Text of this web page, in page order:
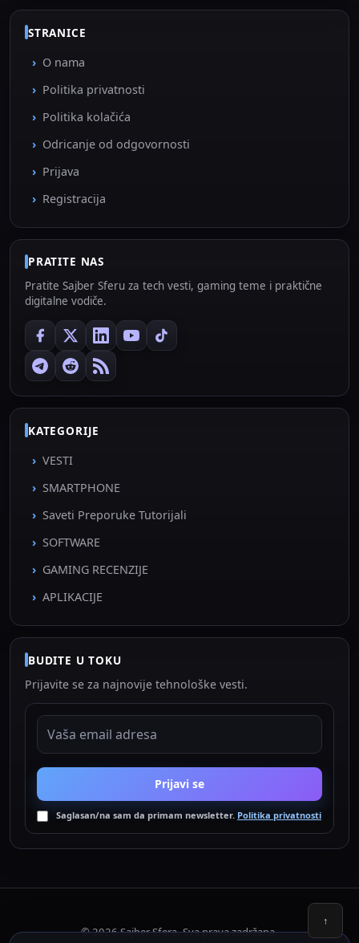
STRANICE
O nama
Politika privatnosti
Politika kolačića
Odricanje od odgovornosti
Prijava
Registracija
PRATITE NAS
Pratite Sajber Sferu za tech vesti, gaming teme i praktične
digitalne vodiče.
KATEGORIJE
VESTI
SMARTPHONE
Saveti Preporuke Tutorijali
SOFTWARE
GAMING RECENZIJE
APLIKACIJE
BUDITE U TOKU
Prijavite se za najnovije tehnološke vesti.
EMAIL ADRESA
Prijavi se
Saglasan/na sam da primam newsletter. Politika privatnosti
© 2026 Sajber Sfera. Sva prava zadržana.
↑